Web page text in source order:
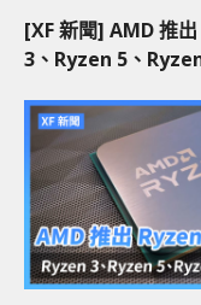
[XF 新聞] AMD 推
3、Ryzen 5、